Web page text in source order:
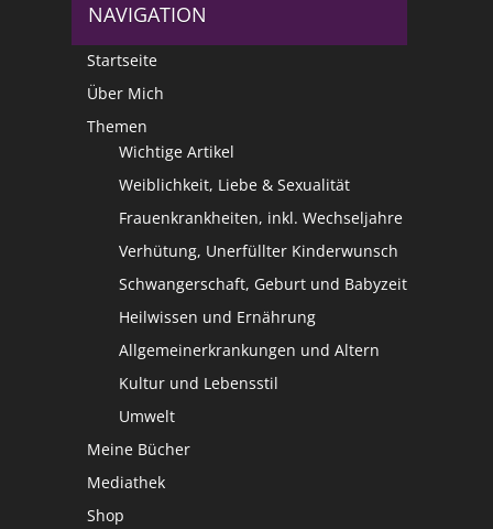
NAVIGATION
Startseite
Über Mich
Themen
Wichtige Artikel
Weiblichkeit, Liebe & Sexualität
Frauenkrankheiten, inkl. Wechseljahre
Verhütung, Unerfüllter Kinderwunsch
Schwangerschaft, Geburt und Babyzeit
Heilwissen und Ernährung
Allgemeinerkrankungen und Altern
Kultur und Lebensstil
Umwelt
Meine Bücher
Mediathek
Shop